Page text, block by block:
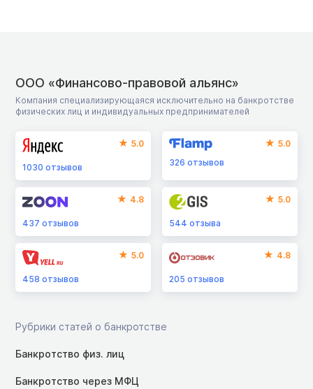
ООО «Финансово-правовой альянс»
Компания специализирующаяся исключительно на банкротстве
физических лиц и индивидуальных предпринимателей
5.0
1030 отзывов
5.0
326отзывов
4.8
437 отзывов
5.0
544отзыва
5.0
458 отзывов
4.8
205отзывов
Рубрики статей о банкротстве
Банкротство физ. лиц
Банкротство через МФЦ